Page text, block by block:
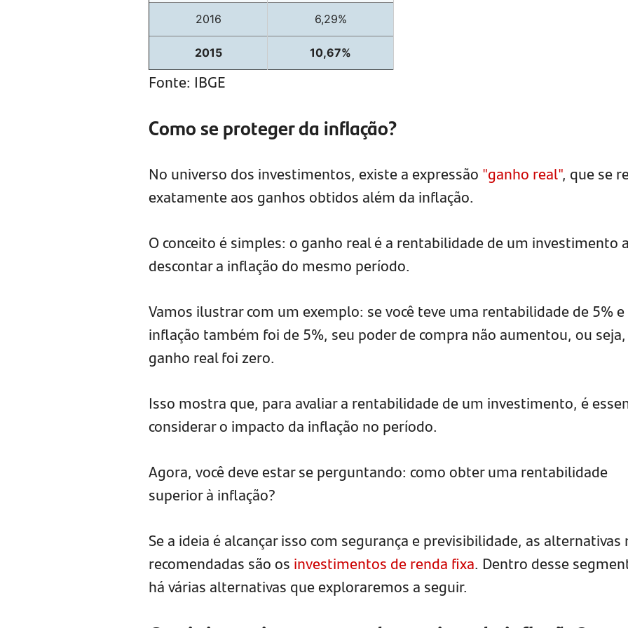
2016 6,29%
2015 10,67%
Fonte: IBGE
Como se proteger da inflação?
No universo dos investimentos, existe a expressão "ganho real", que se
exatamente aos ganhos obtidos além da inflação.
O conceito é simples: o ganho real é a rentabilidade de um investimento
descontar a inflação do mesmo período.
Vamos ilustrar com um exemplo: se você teve uma rentabilidade de 5% e
inflação também foi de 5%, seu poder de compra não aumentou, ou
ganho real foi zero.
Isso mostra que, para avaliar a rentabilidade de um investimento, é
considerar o impacto da inflação no período.
Agora, você deve estar se perguntando: como obter uma rentabilidade
superior à inflação?
Se a ideia é alcançar isso com segurança e previsibilidade, as alternativas
recomendadas são os investimentos de renda fixa. Dentro desse
há várias alternativas que exploraremos a seguir.